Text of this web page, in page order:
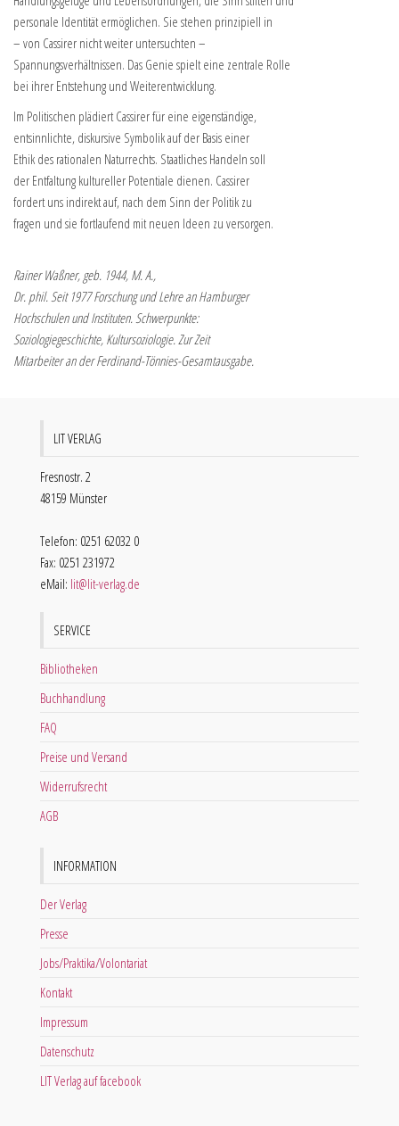
personale Identität ermöglichen. Sie stehen prinzipiell in
– von Cassirer nicht weiter untersuchten –
Spannungsverhältnissen. Das Genie spielt eine zentrale Rolle
bei ihrer Entstehung und Weiterentwicklung.
Im Politischen plädiert Cassirer für eine eigenständige,
entsinnlichte, diskursive Symbolik auf der Basis einer
Ethik des rationalen Naturrechts. Staatliches Handeln soll
der Entfaltung kultureller Potentiale dienen. Cassirer
fordert uns indirekt auf, nach dem Sinn der Politik zu
fragen und sie fortlaufend mit neuen Ideen zu versorgen.
Rainer Waßner, geb. 1944, M. A.,
Dr. phil. Seit 1977 Forschung und Lehre an Hamburger
Hochschulen und Instituten. Schwerpunkte:
Soziologiegeschichte, Kultursoziologie. Zur Zeit
Mitarbeiter an der Ferdinand-Tönnies-Gesamtausgabe.
LIT VERLAG
Fresnostr. 2
48159 Münster
Telefon: 0251 62032 0
Fax: 0251 231972
eMail: lit@lit-verlag.de
SERVICE
Bibliotheken
Buchhandlung
FAQ
Preise und Versand
Widerrufsrecht
AGB
INFORMATION
Der Verlag
Presse
Jobs/Praktika/Volontariat
Kontakt
Impressum
Datenschutz
LIT Verlag auf facebook